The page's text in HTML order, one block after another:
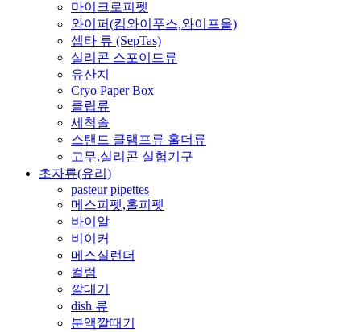
마이크로피펫
와이퍼(킴와이푸스,와이프올)
셉타 류 (SepTas)
실리콘 스포이드류
유산지
Cryo Paper Box
클립류
세척솔
스탠드 클램프류 홀더류
고무,실리콘 실험기구
초자류(유리)
pasteur pipettes
메스피펫,홀피펫
바이알
비이커
메스실런더
컬럼
깔대기
dish 류
분액깔때기